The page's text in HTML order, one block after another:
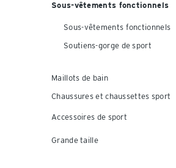
Sous-vêtements fonctionnels
Sous-vêtements fonctionnels
Soutiens-gorge de sport
Maillots de bain
Chaussures et chaussettes sport
Accessoires de sport
Grande taille